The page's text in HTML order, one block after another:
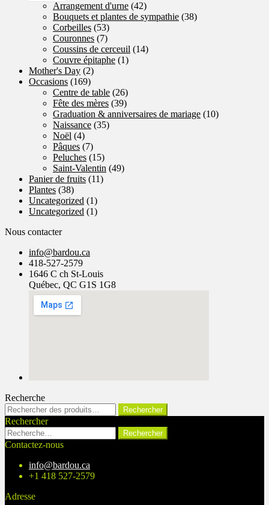
Arrangement d'urne (42)
Bouquets et plantes de sympathie (38)
Corbeilles (53)
Couronnes (7)
Coussins de cerceuil (14)
Couvre épitaphe (1)
Mother's Day (2)
Occasions (169)
Centre de table (26)
Fête des mères (39)
Graduation & anniversaires de mariage (10)
Naissance (35)
Noël (4)
Pâques (7)
Peluches (15)
Saint-Valentin (49)
Panier de fruits (11)
Plantes (38)
Uncategorized (1)
Uncategorized (1)
Nous contacter
info@bardou.ca
418-527-2579
1646 C ch St-Louis
Québec, QC G1S 1G8
Recherche
Rechercher :
Rechercher
Rechercher
Rechercher :
Contactez-nous
info@bardou.ca
+1 418 527-2579
Adresse